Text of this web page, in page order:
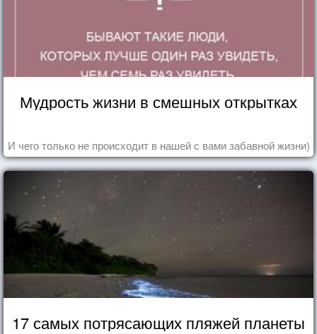
Мудрость жизни в смешных открытках
И чего только не происходит в нашей с вами забавной жизни)
17 самых потрясающих пляжей планеты